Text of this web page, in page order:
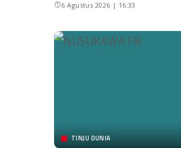
6 Agustus 2026 | 16:33
TINJU DUNIA